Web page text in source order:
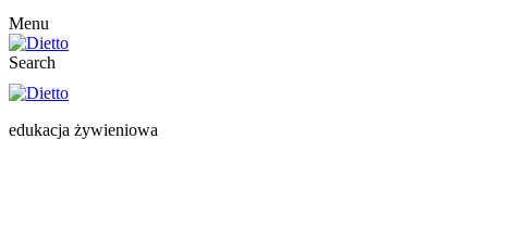
Menu
Search
edukacja żywieniowa